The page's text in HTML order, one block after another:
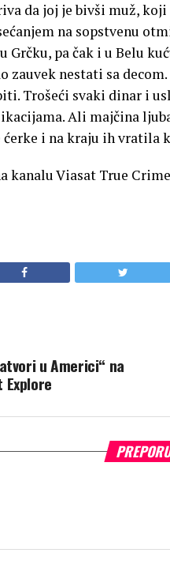
da joj je bivši muž,
na sopstvenu
Grčku, pa čak i u Belu
zauvek nestati sa
Trošeći svaki dinar i
Ali majčina
i na kraju ih vratila
kanalu Viasat True
u Americi“ na
Explore